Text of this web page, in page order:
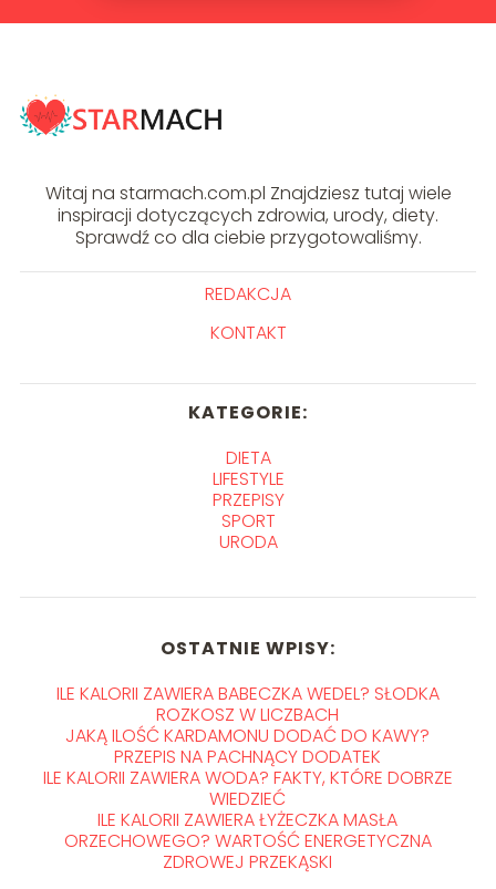
Witaj na starmach.com.pl Znajdziesz tutaj wiele
inspiracji dotyczących zdrowia, urody, diety.
Sprawdź co dla ciebie przygotowaliśmy.
REDAKCJA
KONTAKT
KATEGORIE:
DIETA
LIFESTYLE
PRZEPISY
SPORT
URODA
OSTATNIE WPISY:
ILE KALORII ZAWIERA BABECZKA WEDEL? SŁODKA
ROZKOSZ W LICZBACH
JAKĄ ILOŚĆ KARDAMONU DODAĆ DO KAWY?
PRZEPIS NA PACHNĄCY DODATEK
ILE KALORII ZAWIERA WODA? FAKTY, KTÓRE DOBRZE
WIEDZIEĆ
ILE KALORII ZAWIERA ŁYŻECZKA MASŁA
ORZECHOWEGO? WARTOŚĆ ENERGETYCZNA
ZDROWEJ PRZEKĄSKI